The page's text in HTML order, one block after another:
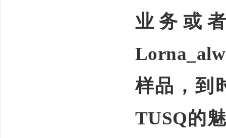
业务或
样品，到
TUSQ的